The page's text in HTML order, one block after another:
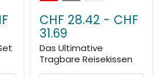
CHF 28.42 - CHF
31.69
Das Ultimative
Tragbare Reisekissen